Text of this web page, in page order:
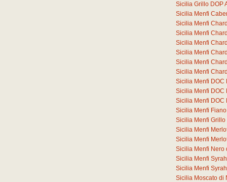
Sicilia Grillo DOP
Sicilia Menfi
Sicilia Menfi
Sicilia Menfi
Sicilia Menfi
Sicilia Menfi
Sicilia Menfi
Sicilia Menfi
Sicilia Menfi DOC
Sicilia Menfi DOC
Sicilia Menfi DOC
Sicilia Menfi
Sicilia Menfi
Sicilia Menfi
Sicilia Menfi
Sicilia Menfi Nero
Sicilia Menfi
Sicilia Menfi
Sicilia Moscato di